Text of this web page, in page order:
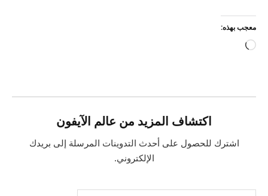
معجب بهذه:
جاري
اكتشاف المزيد من عالم الآيفون
اشترك للحصول على أحدث التدوينات المرسلة إلى بريدك
الإلكتروني.
كتابة بريدك الإلكتروني...